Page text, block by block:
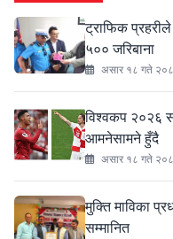
ट्राफिक
५०० जरिबाना
असार १८ गते
विश्वकप २०२६ स्
आमनेसामने हुँदै
असार १८ गते
मुक्ति माविका
सम्मानित